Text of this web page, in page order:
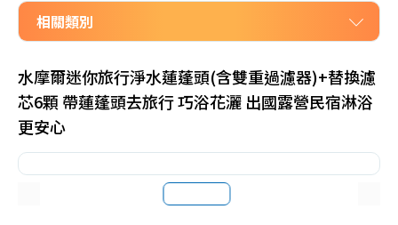
風扇
除濕機
衛生紙
Iphone 17
俱
寢
具/
衛
浴/
蓮
相關類別
衛浴
蓮蓬頭
蓮蓬頭
蓮蓬頭濾心
水摩爾迷你旅行淨水蓮蓬頭(含雙重過濾器)+替換濾
芯6顆 帶蓮蓬頭去旅行 巧浴花灑 出國露營民宿淋浴
更安心